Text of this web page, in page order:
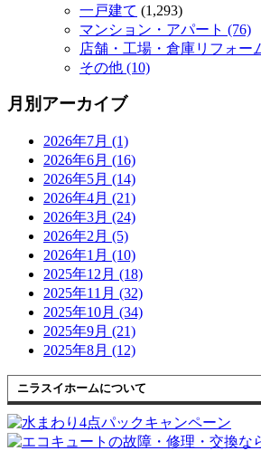
一戸建て (1,293)
マンション・アパート (76)
店舗・工場・倉庫リフォー
その他 (10)
月別アーカイブ
2026年7月 (1)
2026年6月 (16)
2026年5月 (14)
2026年4月 (21)
2026年3月 (24)
2026年2月 (5)
2026年1月 (10)
2025年12月 (18)
2025年11月 (32)
2025年10月 (34)
2025年9月 (21)
2025年8月 (12)
ニラスイホームについて